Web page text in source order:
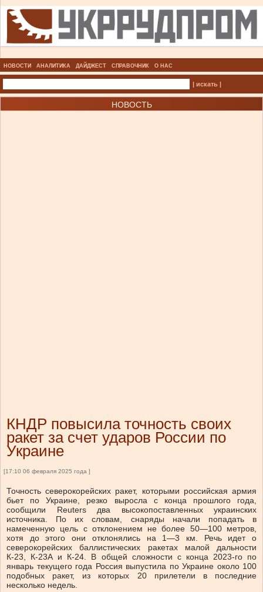
НОВОСТИ АНАЛИТИКА ДАЙДЖЕСТ СПРАВОЧНИК О НАС
| искать |
НОВОСТЬ
КНДР повысила точность своих
ракет за счет ударов России по
Украине
[17:10 06 февраля 2025 года ]
Точность северокорейских ракет, которыми российская армия
бьет по Украине, резко выросла с конца прошлого года,
сообщили Reuters два высокопоставленных украинских
источника. По их словам, снаряды начали попадать в
намеченную цель с отклонением не более 50—100 метров,
хотя до этого они отклонялись на 1—3 км. Речь идет о
северокорейских баллистических ракетах малой дальности
К-23, К-23А и К-24. В общей сложности с конца 2023-го по
январь текущего года Россия выпустила по Украине около 100
подобных ракет, из которых 20 прилетели в последние
несколько недель.